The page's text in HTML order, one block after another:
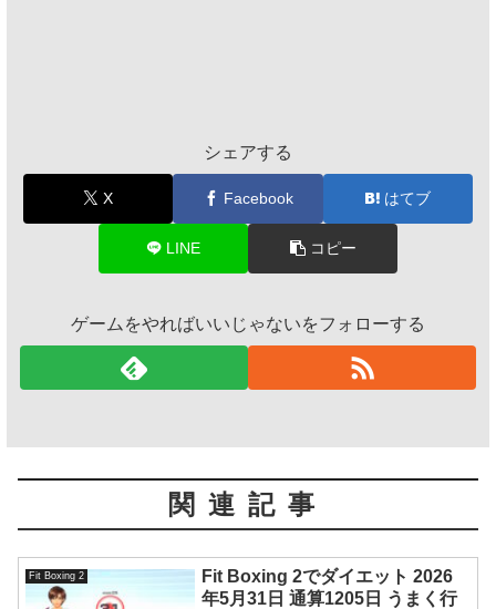
シェアする
X Facebook はてブ
LINE コピー
ゲームをやればいいじゃないをフォローする
関連記事
Fit Boxing 2
Fit Boxing 2でダイエット 2026
年5月31日 通算1205日 うまく行